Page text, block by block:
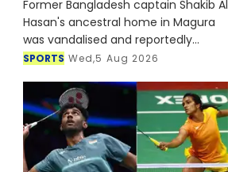
Former Bangladesh captain Shakib Al
Hasan's ancestral home in Magura
was vandalised and reportedly
targeted with a petrol bomb shortly
conference alongside Sheikh Hasi
SPORTS Wed,5 Aug 2026